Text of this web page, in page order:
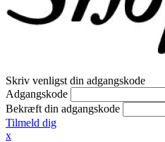
Skriv venligst din adgangskode
Adgangskode
Bekræft din adgangskode
Tilmeld dig
x